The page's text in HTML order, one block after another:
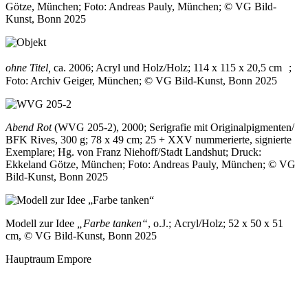
Götze, München; Foto: Andreas Pauly, München; © VG Bild-
Kunst, Bonn 2025
ohne Titel, ca. 2006; Acryl und Holz/Holz; 114 x 115 x 20,5 cm ;
Foto: Archiv Geiger, München; © VG Bild-Kunst, Bonn 2025
Abend Rot(WVG 205-2), 2000; Serigrafie mit Originalpigmenten/
BFK Rives, 300 g; 78 x 49 cm; 25 + XXV nummerierte, signierte
Exemplare; Hg. von Franz Niehoff/Stadt Landshut; Druck:
Ekkeland Götze, München; Foto: Andreas Pauly, München; © VG
Bild-Kunst, Bonn 2025
Modell zur Idee „Farbe tanken“, o.J.; Acryl/Holz; 52 x 50 x 51
cm, © VG Bild-Kunst, Bonn 2025
Hauptraum Empore